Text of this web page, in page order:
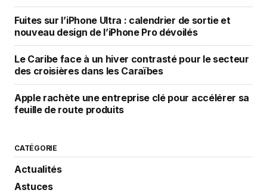
Fuites sur l’iPhone Ultra : calendrier de sortie et
nouveau design de l’iPhone Pro dévoilés
Le Caribe face à un hiver contrasté pour le secteur
des croisières dans les Caraïbes
Apple rachète une entreprise clé pour accélérer sa
feuille de route produits
CATÉGORIE
Actualités
Astuces